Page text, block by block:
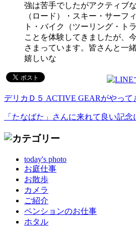
強は苦手でしたがアクティブ
（ロード）・スキー・サーフ
ト・バイク（ツーリング・ト
ことを体験してきましたが、
さまっています。皆さんと一
嬉しいな
デリカＤ５ ACTIVE GEARがやって
「たなばた」さんに来れて良い記念
today's photo
お庭仕事
お散歩
カメラ
ご紹介
ペンションのお仕事
ホタル